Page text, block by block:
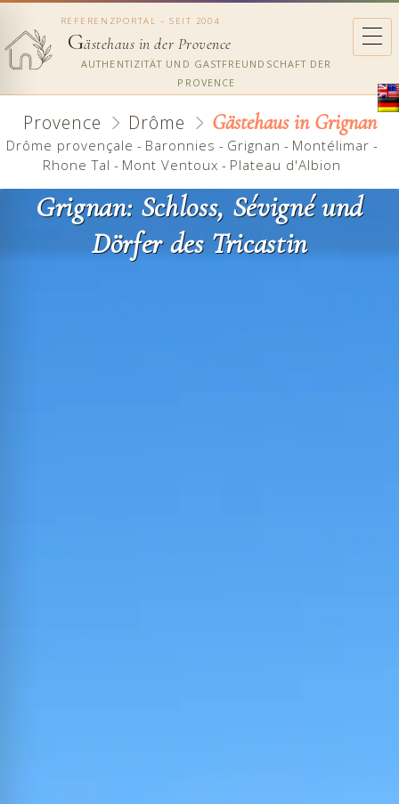
REFERENZPORTAL – SEIT 2004
Gästehaus in der Provence
AUTHENTIZITÄT UND GASTFREUNDSCHAFT DER
PROVENCE
Provence Drôme Gästehaus in Grignan
Drôme provençale - Baronnies - Grignan - Montélimar -
Rhone Tal - Mont Ventoux - Plateau d'Albion
Grignan: Schloss, Sévigné und
Dörfer des Tricastin